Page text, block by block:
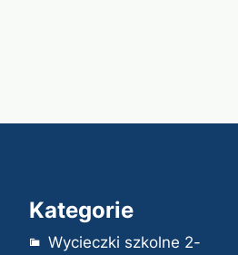
Kategorie
Wycieczki szkolne 2-